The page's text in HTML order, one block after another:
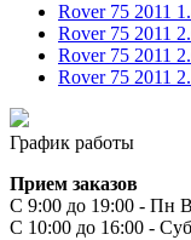
Rover 75 2011
Rover 75 2011
Rover 75 2011
Rover 75 2011
График работы
Прием заказов
С 9:00 до 19:00 - Пн
С 10:00 до 16:00 -